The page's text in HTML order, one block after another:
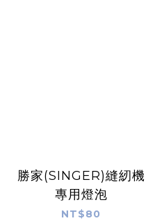
勝家(SINGER)縫紉機
專用燈泡
NT$80